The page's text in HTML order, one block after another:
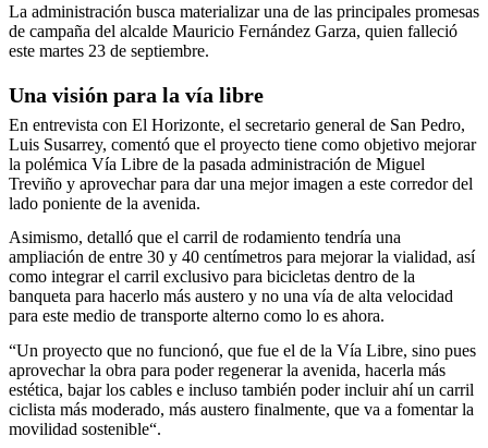
La administración busca materializar una de las principales promesas
de campaña del alcalde Mauricio Fernández Garza, quien falleció
este martes 23 de septiembre.
Una visión para la vía libre
En entrevista con El Horizonte, el secretario general de San Pedro,
Luis Susarrey, comentó que el proyecto tiene como objetivo mejorar
la polémica Vía Libre de la pasada administración de Miguel
Treviño y aprovechar para dar una mejor imagen a este corredor del
lado poniente de la avenida.
Asimismo, detalló que el carril de rodamiento tendría una
ampliación de entre 30 y 40 centímetros para mejorar la vialidad, así
como integrar el carril exclusivo para bicicletas dentro de la
banqueta para hacerlo más austero y no una vía de alta velocidad
para este medio de transporte alterno como lo es ahora.
“Un proyecto que no funcionó, que fue el de la Vía Libre, sino pues
aprovechar la obra para poder regenerar la avenida, hacerla más
estética, bajar los cables e incluso también poder incluir ahí un carril
ciclista más moderado, más austero finalmente, que va a fomentar la
movilidad sostenible“.